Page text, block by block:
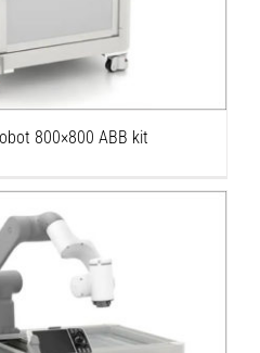
800×800 ABB kit